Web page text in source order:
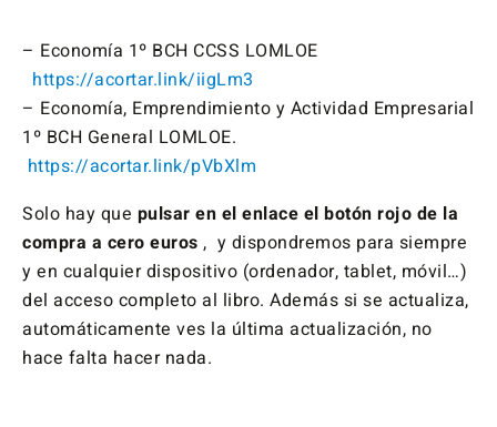
– Economía 1º BCH CCSS LOMLOE
https://acortar.link/iigLm3
– Economía, Emprendimiento y Actividad Empresarial
1º BCH General LOMLOE.
https://acortar.link/pVbXlm
Solo hay que pulsar en el enlace el botón rojo de la
compra a cero euros , y dispondremos para siempre
y en cualquier dispositivo (ordenador, tablet, móvil…)
del acceso completo al libro. Además si se actualiza,
automáticamente ves la última actualización, no
hace falta hacer nada.